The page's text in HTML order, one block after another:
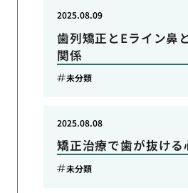
歯列矯正とEライン鼻
関係
2025.08.09
未分類
矯正治療で歯が抜ける
2025.08.08
未分類